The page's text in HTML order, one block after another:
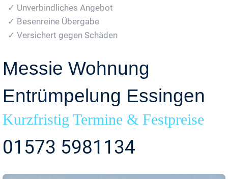
✓ Unverbindliches Angebot
✓ Besenreine Übergabe
✓ Versichert gegen Schäden
Messie Wohnung
Entrümpelung Essingen
Kurzfristig Termine & Festpreise
01573 5981134